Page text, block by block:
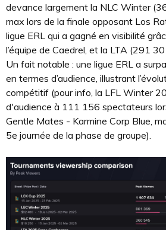
devance largement la NLC Winter
max lors de la finale opposant Los
ligue ERL qui a gagné en visibilité
l’équipe de Caedrel, et la LTA (291
Un fait notable : une ligue ERL a
en termes d’audience, illustrant
compétitif (pour info, la LFL Winter
d'audience à 111 156 spectateurs
Gentle Mates - Karmine Corp Blue,
5e journée de la phase de groupe).